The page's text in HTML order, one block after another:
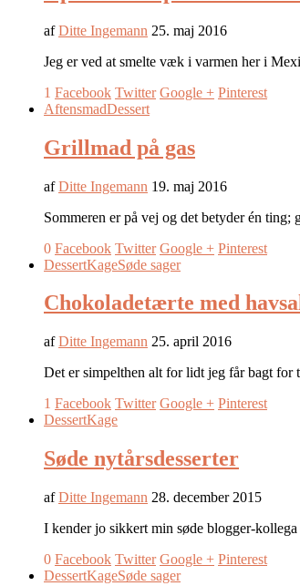
afDitte Ingemann 25. maj 2016
Jeg er ved at smelte væk i varmen her i
1 Facebook Twitter Google + Pinterest
AftensmadDessert
Grillmad på gas
afDitte Ingemann 19. maj 2016
Sommeren er på vej og det betyder én
0 Facebook Twitter Google + Pinterest
DessertKageSøde sager
Chokoladetærte med
afDitte Ingemann 25. april 2016
Det er simpelthen alt for lidt jeg får bagt
1 Facebook Twitter Google + Pinterest
DessertKage
Søde nytårsdesserter
afDitte Ingemann 28. december 2015
I kender jo sikkert min søde blogger-
0 Facebook Twitter Google + Pinterest
DessertKageSøde sager